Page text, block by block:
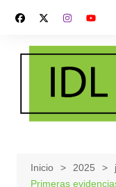
contenido
Inicio 2025
Primeras